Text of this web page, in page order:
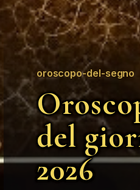
oroscopo-del-segno
del
2026